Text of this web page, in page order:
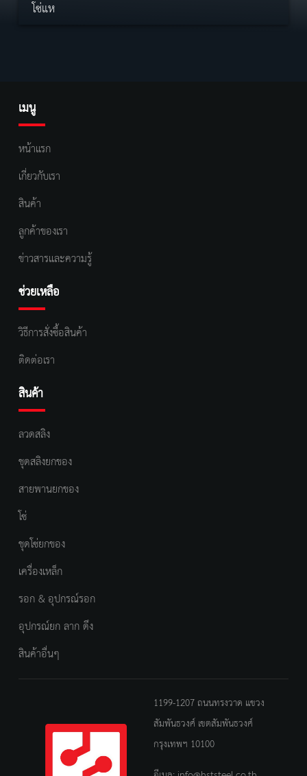
โซ่แห
เมนู
หน้าแรก
เกี่ยวกับเรา
สินค้า
ลูกค้าของเรา
ข่าวสารและความรู้
ช่วยเหลือ
วิธีการสั่งซื้อสินค้า
ติดต่อเรา
สินค้า
ลวดสลิง
ชุดสลิงยกของ
สายพานยกของ
โซ่
ชุดโซ่ยกของ
เครื่องเหล็ก
รอก & อุปกรณ์รอก
อุปกรณ์ยก ลาก ดึง
สินค้าอื่นๆ
1199-1207 ถนนทรงวาด แขวง
สัมพันธวงศ์ เขตสัมพันธวงศ์
กรุงเทพฯ 10100